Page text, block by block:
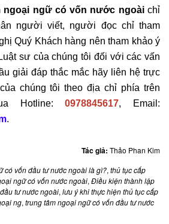
ngoại ngữ có vốn nước ngoàichỉ
người viết, người đọc chỉ tham
Quý Khách hàng nên tham khảo ý
sư của chúng tôi đối với các vấn
giải đáp thắc mắc hãy liên hệ trực
chúng tôi theo địa chỉ phía trên
Hotline:0978845617, Email:
.
Tác giả: Thảo Phan Kim
có vốn đầu tư nước ngoài là gì?, thủ tục cấp
ngữ có vốn nước ngoài, Điều kiện thành lập
tư nước ngoài, lưu ý khi thực hiện thủ tục cấp
ng, trung tâm ngoại ngữ có vốn đầu tư nước